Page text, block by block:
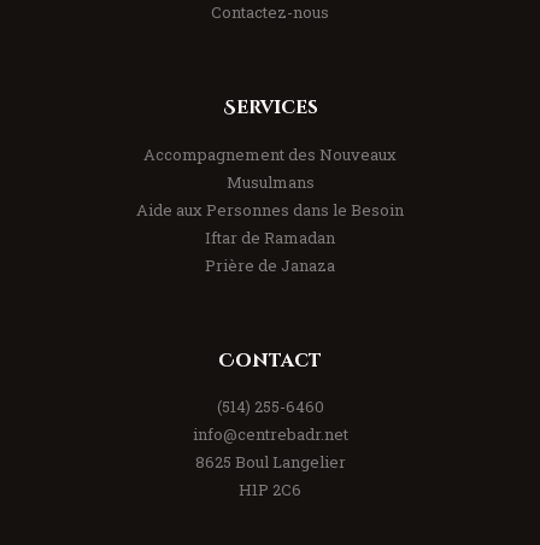
Contactez-nous
Services
Accompagnement des Nouveaux
Musulmans
Aide aux Personnes dans le Besoin
Iftar de Ramadan
Prière de Janaza
Contact
(514) 255-6460
info@centrebadr.net
8625 Boul Langelier
H1P 2C6